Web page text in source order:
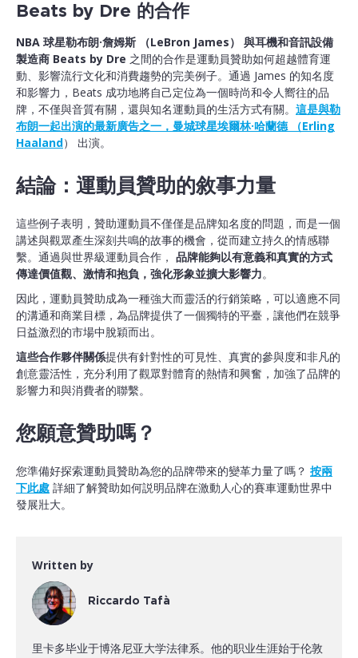
Beats by Dre 的合作
NBA 球星勒布朗·詹姆斯 （LeBron James） 與耳機和音訊設備
製造商 Beats by Dre 之間的合作是運動員贊助如何超越體育運
動、影響流行文化和消費趨勢的完美例子。通過 James 的知名度
和影響力，Beats 成功地將自己定位為一個時尚和令人嚮往的品
牌，不僅與音質有關，還與知名運動員的生活方式有關。 這是與勒
布朗一起出演的最新廣告之一，曼城球星埃爾林·哈蘭德 （Erling
Haaland） 出演。
結論：運動員贊助的敘事力量
這些例子表明，贊助運動員不僅僅是品牌知名度的問題，而是一個
講述與觀眾產生深刻共鳴的故事的機會，從而建立持久的情感聯
繫。通過與世界級運動員合作， 品牌能夠以有意義和真實的方式
傳達價值觀、激情和抱負，強化形象並擴大影響力。
因此，運動員贊助成為一種強大而靈活的行銷策略，可以適應不同
的溝通和商業目標，為品牌提供了一個獨特的平臺，讓他們在競爭
日益激烈的市場中脫穎而出。
這些合作夥伴關係提供有針對性的可見性、真實的參與度和非凡的
創意靈活性，充分利用了觀眾對體育的熱情和興奮，加強了品牌的
影響力和與消費者的聯繫。
您願意贊助嗎？
您準備好探索運動員贊助為您的品牌帶來的變革力量了嗎？ 按兩
下此處 詳細了解贊助如何説明品牌在激動人心的賽車運動世界中
發展壯大。
Written by
Riccardo Tafà
里卡多毕业于博洛尼亚大学法律系。他的职业生涯始于伦敦